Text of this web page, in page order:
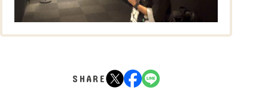
SHARE